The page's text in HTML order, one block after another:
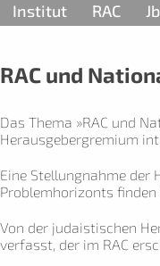
Institut RAC
RAC und
Das Thema »RAC und
Herausgebergremium
Eine Stellungnahme der
Problemhorizonts finden
Von der judaistischen
verfasst, der im RAC